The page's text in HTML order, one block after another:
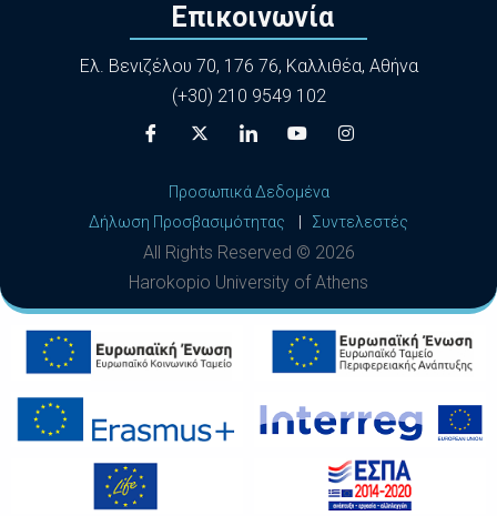
Επικοινωνία
Ελ. Βενιζέλου 70, 176 76, Καλλιθέα, Αθήνα
(+30) 210 9549 102
Προσωπικά Δεδομένα
Δήλωση Προσβασιμότητας
Συντελεστές
All Rights Reserved © 2026
Harokopio University of Athens